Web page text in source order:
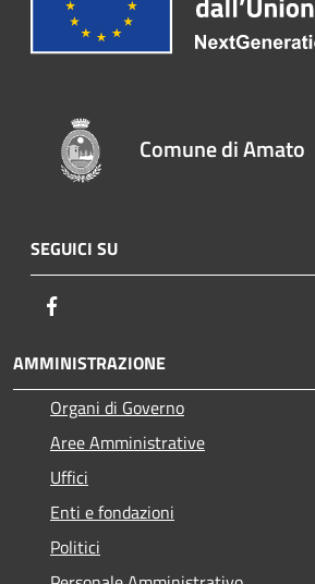
Comune di Amato
SEGUICI SU
AMMINISTRAZIONE
Organi di Governo
Aree Amministrative
Uffici
Enti e fondazioni
Politici